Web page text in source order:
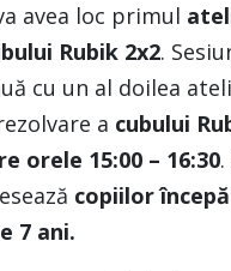
avea loc primul
Rubik 2x2.
cu un al doilea
a cubului
orele 15:00 – 16:30
copiilor
7 ani.